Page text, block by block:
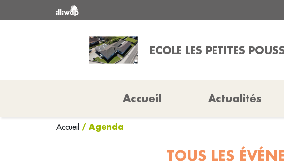
ECOLE LES PETITES
Accueil Actualités
Accueil / Agenda
TOUS LES